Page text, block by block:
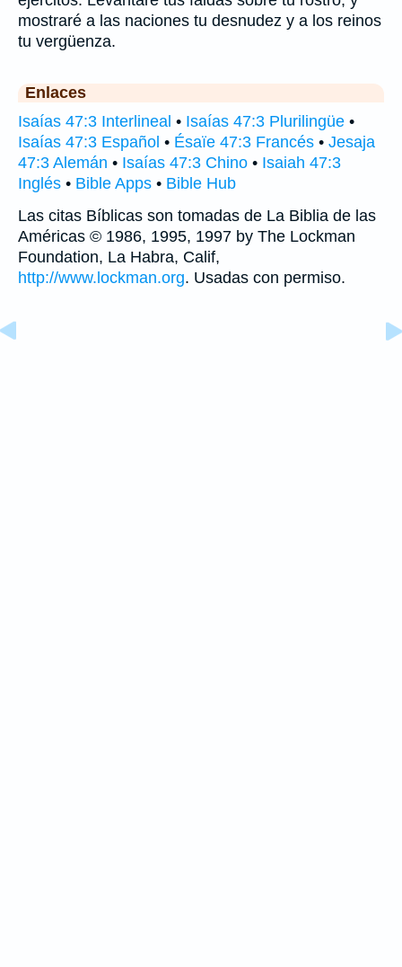
mostraré a las naciones tu desnudez y a los reinos
tu vergüenza.
Enlaces
Isaías 47:3 Interlineal • Isaías 47:3 Plurilingüe •
Isaías 47:3 Español • Ésaïe 47:3 Francés • Jesaja
47:3 Alemán • Isaías 47:3 Chino • Isaiah 47:3
Inglés • Bible Apps • Bible Hub
Las citas Bíblicas son tomadas de La Biblia de las
Américas © 1986, 1995, 1997 by The Lockman
Foundation, La Habra, Calif,
http://www.lockman.org. Usadas con permiso.